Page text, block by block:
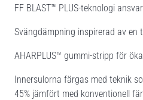
FF BLAST™ PLUS-teknologi
Svängdämpning inspirerad av
AHARPLUS™ gummi-stripp för
Innersulorna färgas med teknik
45% jämfört med konventionell